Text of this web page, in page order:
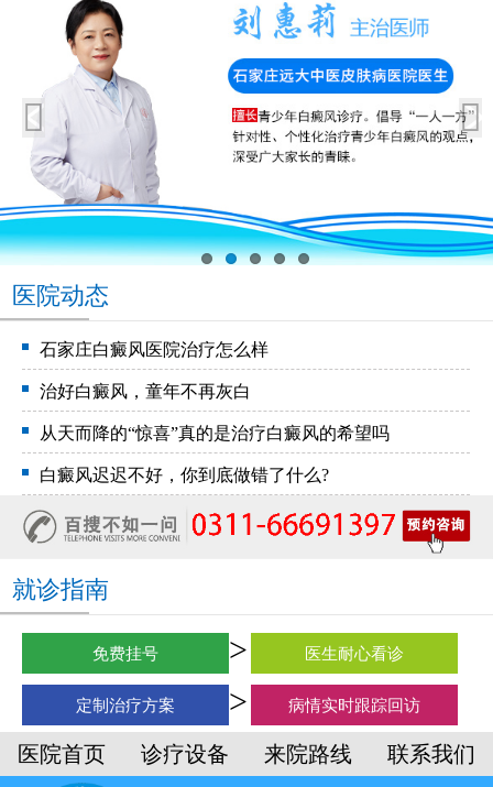
医院动态
石家庄白癜风医院治疗怎么样
治好白癜风，童年不再灰白
从天而降的“惊喜”真的是治疗白癜风的希望吗
白癜风迟迟不好，你到底做错了什么?
就诊指南
免费挂号 医生耐心看诊
定制治疗方案 病情实时跟踪回访
医院首页 诊疗设备 来院路线 联系我们